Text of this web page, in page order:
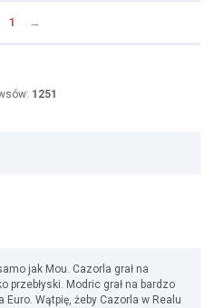
1 →
1251
jak Mou. Cazorla grał na
przebłyski. Modric grał na bardzo
Wątpię, żeby Cazorla w Realu